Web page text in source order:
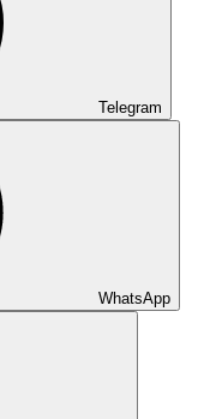
Telegram
WhatsApp